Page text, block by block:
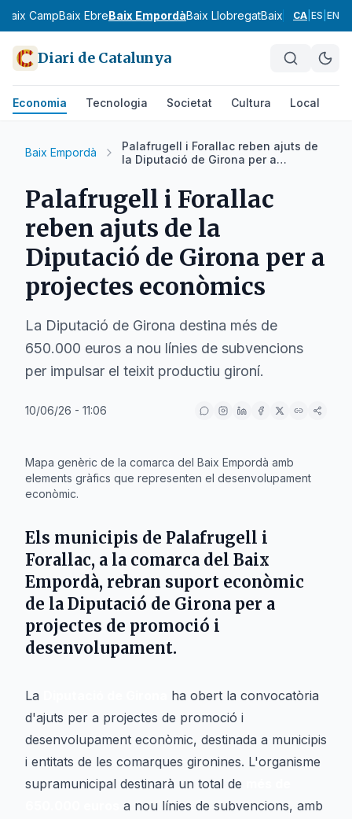
Baix CampBaix EbreBaix EmpordàBaix LlobregatBaix Penedès
CA ES EN
Diari de Catalunya
Economia Tecnologia Societat Cultura Local
Baix Empordà
Palafrugell i Forallac reben ajuts de
la Diputació de Girona per a
Palafrugell i Forallac
reben ajuts de la
Diputació de Girona per a
projectes econòmics
La Diputació de Girona destina més de
650.000 euros a nou línies de subvencions
per impulsar el teixit productiu gironí.
10/06/26 - 11:06
Mapa genèric de la comarca del Baix Empordà amb
elements gràfics que representen el desenvolupament
econòmic.
Els municipis de Palafrugell i
Forallac, a la comarca del Baix
Empordà, rebran suport econòmic
de la Diputació de Girona per a
projectes de promoció i
desenvolupament.
La
ha obert la convocatòria
d'ajuts per a projectes de promoció i
desenvolupament econòmic, destinada a municipis
i entitats de les comarques gironines. L'organisme
supramunicipal destinarà un total de
a nou línies de subvencions, amb